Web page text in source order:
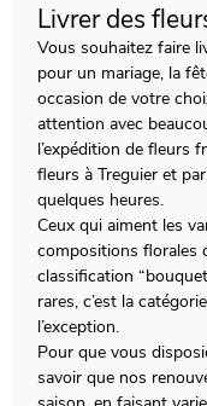
Livrer des
Vous souhaitez faire
pour un mariage, la
occasion de votre
attention avec
l’expédition de fleurs
fleurs à Treguier et
quelques heures.
Ceux qui aiment les
compositions florales
classification
rares, c’est la
l’exception.
Pour que vous
savoir que nos